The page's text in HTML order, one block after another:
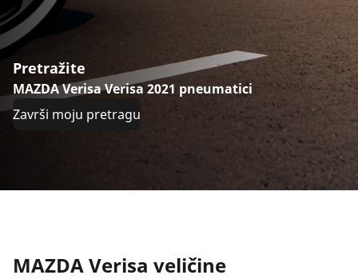
Pretražite
MAZDA Verisa Verisa 2021 pneumatici
Završi moju pretragu
MAZDA Verisa veličine